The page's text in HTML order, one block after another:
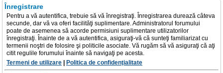
Înregistrare
Pentru a vă autentifica, trebuie să vă înregistraţi. Înregistrarea durează câteva
secunde, dar vă va oferi facilităţi suplimentare. Administratorul forumului
poate de asemenea să acorde permisiuni suplimentare utilizatorilor
înregistraţi. Înainte de a vă autentifica, asiguraţi-vă că sunteţi familiarizat cu
termenii noştri de folosire şi politicile asociate. Vă rugăm să vă asiguraţi că aţi
citit regulile forumului înainte să navigaţi pe acesta.
Termeni de utilizare
Politica de confidenţialitate